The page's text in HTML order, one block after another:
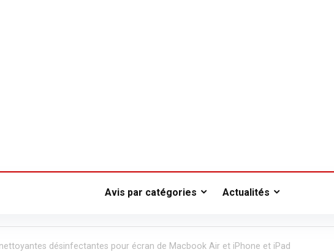
Avis par catégories Actualités
désinfectantes pour écran de Macbook Air et iPhone et iPad